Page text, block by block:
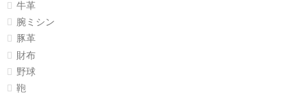
牛革
腕ミシン
豚革
財布
野球
鞄